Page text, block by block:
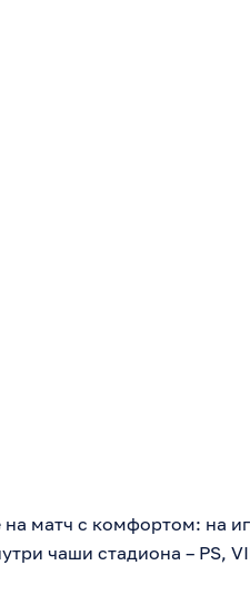
матч с комфортом: на
чаши стадиона – PS,